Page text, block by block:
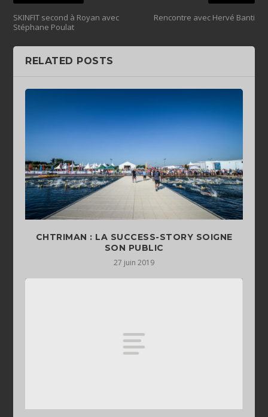
SKINFIT second à Royan avec
Stéphane Poulat
Rencontre avec Hervé Banti
RELATED POSTS
CHTRIMAN : LA SUCCESS-STORY SOIGNE
SON PUBLIC
27 juin 2019